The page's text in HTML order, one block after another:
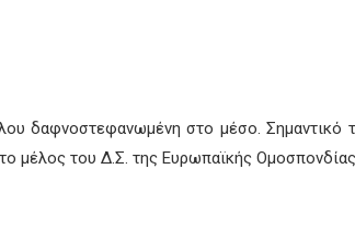
δαφνοστεφανωμένη στο μέσο. Σημαντικό
μέλος του Δ.Σ. της Ευρωπαϊκής